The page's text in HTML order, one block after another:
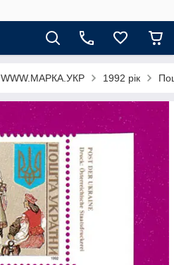
WWW.МАРКА.УКР 1992 рік